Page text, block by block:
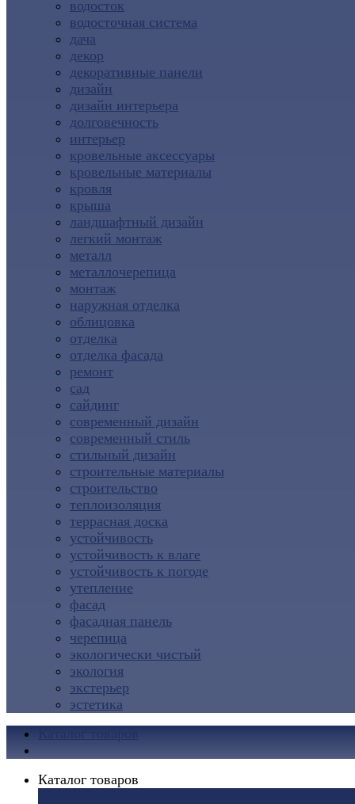
водосток
водосточная система
дача
декор
декоративные панели
дизайн
дизайн интерьера
долговечность
интерьер
кровельные аксессуары
кровельные материалы
кровля
крыша
ландшафтный дизайн
легкий монтаж
металл
металлочерепица
монтаж
наружная отделка
облицовка
отделка
отделка фасада
ремонт
сад
сайдинг
современный дизайн
современный стиль
стильный дизайн
строительные материалы
строительство
теплоизоляция
террасная доска
устойчивость
устойчивость к влаге
устойчивость к погоде
утепление
фасад
фасадная панель
черепица
экологически чистый
экология
экстерьер
эстетика
Каталог товаров